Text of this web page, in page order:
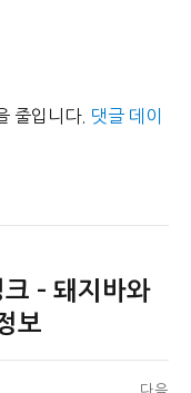
줄입니다. 댓글 데이
– 돼지바와
보